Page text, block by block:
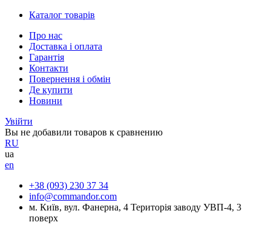
Каталог товарів
Про нас
Доставка і оплата
Гарантія
Контакти
Повернення і обмін
Де купити
Новини
Увійти
Вы не добавили товаров к сравнению
RU
ua
en
+38 (093) 230 37 34
info@commandor.com
м. Київ, вул. Фанерна, 4 Територія заводу УВП-4, 3
поверх